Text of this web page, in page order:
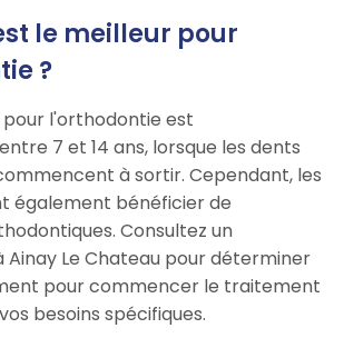
le meilleur pour
?
pour l'orthodontie est
7 et 14 ans, lorsque les dents
à sortir. Cependant, les
également bénéficier de
Consultez un
Le Chateau pour déterminer
pour commencer le traitement
besoins spécifiques.